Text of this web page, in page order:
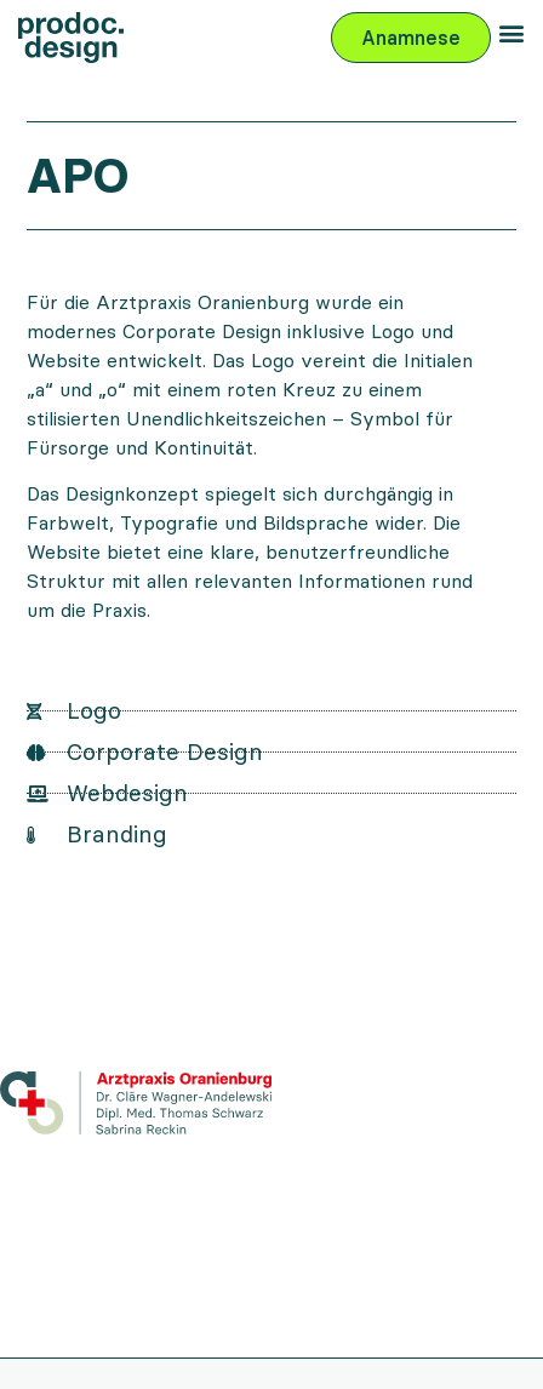
Anamnese
APO
Für die Arztpraxis Oranienburg wurde ein
modernes Corporate Design inklusive Logo und
Website entwickelt. Das Logo vereint die Initialen
„a“ und „o“ mit einem roten Kreuz zu einem
stilisierten Unendlichkeitszeichen – Symbol für
Fürsorge und Kontinuität.
Das Designkonzept spiegelt sich durchgängig in
Farbwelt, Typografie und Bildsprache wider. Die
Website bietet eine klare, benutzerfreundliche
Struktur mit allen relevanten Informationen rund
um die Praxis.
Logo
Corporate Design
Webdesign
Branding
Mobile Website der Arztpraxis
Mobile Website der Arztpraxis
Website der Arztpraxis Oranienburg
Website der Arztpraxis Oranienburg
Visitenkarten
Das Praxisschild der Arztpraxis